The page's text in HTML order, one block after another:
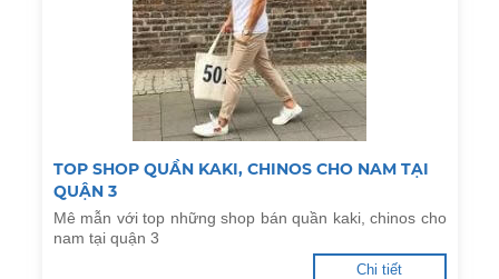
TOP SHOP QUẦN KAKI, CHINOS CHO NAM TẠI
QUẬN 3
Mê mẫn với top những shop bán quần kaki, chinos cho
nam tại quận 3
Chi tiết